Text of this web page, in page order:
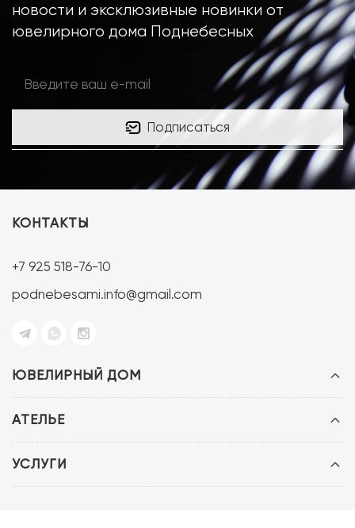
новости и эксклюзивные новинки от
ювелирного дома Поднебесных
Подписаться
ЮВЕЛИРНЫЙ ДОМ
АТЕЛЬЕ
УСЛУГИ
КОНТАКТЫ
+7 925 518-76-10
podnebesami.info@gmail.com